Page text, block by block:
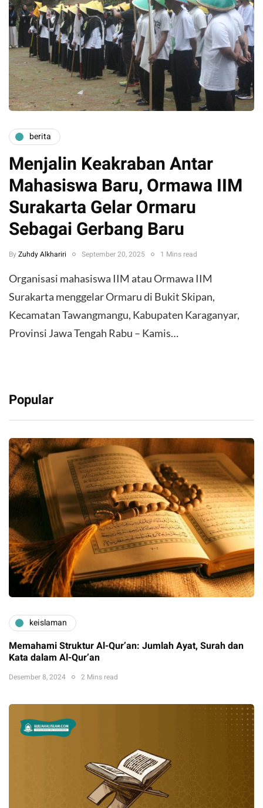
berita
Menjalin Keakraban Antar
Mahasiswa Baru, Ormawa IIM
Surakarta Gelar Ormaru
Sebagai Gerbang Baru
By Zuhdy Alkhariri September 20, 2025 1 Mins read
Organisasi mahasiswa IIM atau Ormawa IIM
Surakarta menggelar Ormaru di Bukit Skipan,
Kecamatan Tawangmangu, Kabupaten Karaganyar,
Provinsi Jawa Tengah Rabu – Kamis…
Popular
keislaman
Memahami Struktur Al-Qur’an: Jumlah Ayat, Surah dan
Kata dalam Al-Qur’an
Desember 8, 2024 2 Mins read